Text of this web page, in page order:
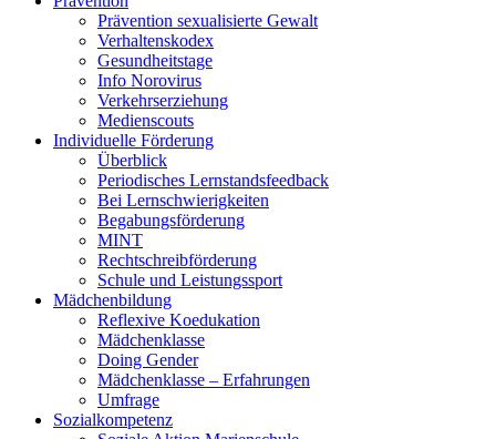
Prävention sexualisierte Gewalt
Verhaltenskodex
Gesundheitstage
Info Norovirus
Verkehrserziehung
Medienscouts
Individuelle Förderung
Überblick
Periodisches Lernstandsfeedback
Bei Lernschwierigkeiten
Begabungsförderung
MINT
Rechtschreibförderung
Schule und Leistungssport
Mädchenbildung
Reflexive Koedukation
Mädchenklasse
Doing Gender
Mädchenklasse – Erfahrungen
Umfrage
Sozialkompetenz